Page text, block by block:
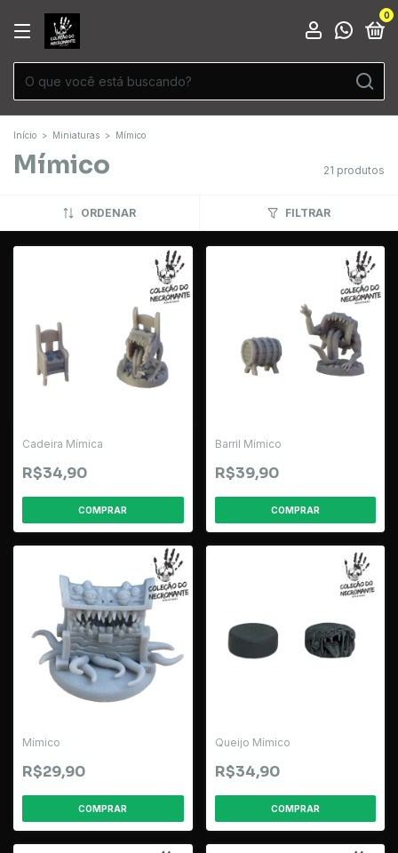
0
Início > Miniaturas > Mímico
Mímico 21 produtos
ORDENAR FILTRAR
Cadeira Mímica
R$34,90
Barril Mímico
R$39,90
Mímico
R$29,90
Queijo Mímico
R$34,90